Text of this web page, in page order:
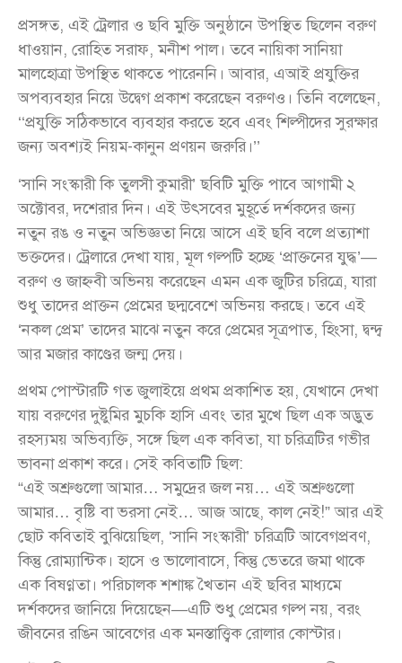
প্রসঙ্গত, এই ট্রেলার ও ছবি মুক্তি অনুষ্ঠানে উপস্থিত ছিলেন বরুণ
ধাওয়ান, রোহিত সরাফ, মনীশ পাল। তবে নায়িকা সানিয়া
মালহোত্রা উপস্থিত থাকতে পারেননি। আবার, এআই প্রযুক্তির
অপব্যবহার নিয়ে উদ্বেগ প্রকাশ করেছেন বরুণও। তিনি বলেছেন,
‘‘প্রযুক্তি সঠিকভাবে ব্যবহার করতে হবে এবং শিল্পীদের সুরক্ষার
জন্য অবশ্যই নিয়ম-কানুন প্রণয়ন জরুরি।’’
‘সানি সংস্কারী কি তুলসী কুমারী’ ছবিটি মুক্তি পাবে আগামী ২
অক্টোবর, দশেরার দিন। এই উৎসবের মুহূর্তে দর্শকদের জন্য
নতুন রঙ ও নতুন অভিজ্ঞতা নিয়ে আসে এই ছবি বলে প্রত্যাশা
ভক্তদের। ট্রেলারে দেখা যায়, মূল গল্পটি হচ্ছে ‘প্রাক্তনের যুদ্ধ’—
বরুণ ও জাহ্নবী অভিনয় করেছেন এমন এক জুটির চরিত্রে, যারা
শুধু তাদের প্রাক্তন প্রেমের ছদ্মবেশে অভিনয় করছে। তবে এই
‘নকল প্রেম’ তাদের মাঝে নতুন করে প্রেমের সূত্রপাত, হিংসা, দ্বন্দ্ব
আর মজার কাণ্ডের জন্ম দেয়।
প্রথম পোস্টারটি গত জুলাইয়ে প্রথম প্রকাশিত হয়, যেখানে দেখা
যায় বরুণের দুষ্টুমির মুচকি হাসি এবং তার মুখে ছিল এক অদ্ভুত
রহস্যময় অভিব্যক্তি, সঙ্গে ছিল এক কবিতা, যা চরিত্রটির গভীর
ভাবনা প্রকাশ করে। সেই কবিতাটি ছিল:
“এই অশ্রুগুলো আমার… সমুদ্রের জল নয়… এই অশ্রুগুলো
আমার… বৃষ্টি বা ভরসা নেই… আজ আছে, কাল নেই!” আর এই
ছোট কবিতাই বুঝিয়েছিল, ‘সানি সংস্কারী’ চরিত্রটি আবেগপ্রবণ,
কিন্তু রোম্যান্টিক। হাসে ও ভালোবাসে, কিন্তু ভেতরে জমা থাকে
এক বিষণ্ণতা। পরিচালক শশাঙ্ক খৈতান এই ছবির মাধ্যমে
দর্শকদের জানিয়ে দিয়েছেন—এটি শুধু প্রেমের গল্প নয়, বরং
জীবনের রঙিন আবেগের এক মনস্তাত্ত্বিক রোলার কোস্টার।